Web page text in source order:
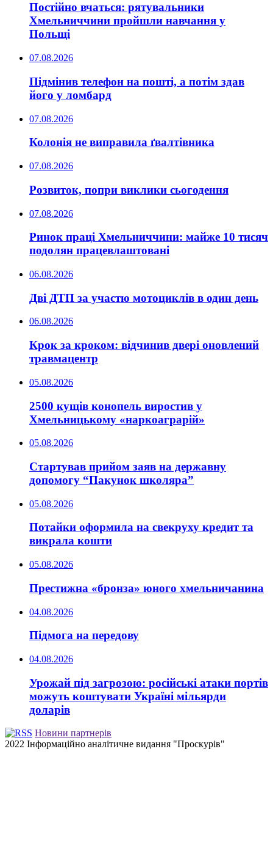
Постійно вчаться: рятувальники
Хмельниччини пройшли навчання у
Польщі
07.08.2026
Підмінив телефон на пошті, а потім здав
його у ломбард
07.08.2026
Колонія не виправила ґвалтівника
07.08.2026
Розвиток, попри виклики сьогодення
07.08.2026
Ринок праці Хмельниччини: майже 10 тисяч
подолян працевлаштовані
06.08.2026
Дві ДТП за участю мотоциклів в один день
06.08.2026
Крок за кроком: відчинив двері оновлений
травмацентр
05.08.2026
2500 кущів конопель виростив у
Хмельницькому «наркоаграрій»
05.08.2026
Стартував прийом заяв на державну
допомогу “Пакунок школяра”
05.08.2026
Потайки оформила на свекруху кредит та
викрала кошти
05.08.2026
Престижна «бронза» юного хмельничанина
04.08.2026
Підмога на передову
04.08.2026
Урожай під загрозою: російські атаки портів
можуть коштувати Україні мільярди
доларів
Новини партнерів
2022 Інформаційно аналітичне видання "Проскурів"